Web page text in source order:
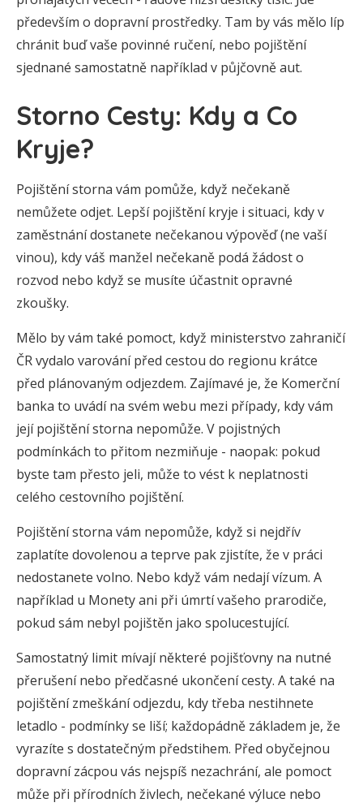
především o dopravní prostředky. Tam by vás mělo líp
chránit buď vaše povinné ručení, nebo pojištění
sjednané samostatně například v půjčovně aut.
Storno Cesty: Kdy a Co
Kryje?
Pojištění storna vám pomůže, když nečekaně
nemůžete odjet. Lepší pojištění kryje i situaci, kdy v
zaměstnání dostanete nečekanou výpověď (ne vaší
vinou), kdy váš manžel nečekaně podá žádost o
rozvod nebo když se musíte účastnit opravné
zkoušky.
Mělo by vám také pomoct, když ministerstvo zahraničí
ČR vydalo varování před cestou do regionu krátce
před plánovaným odjezdem. Zajímavé je, že Komerční
banka to uvádí na svém webu mezi případy, kdy vám
její pojištění storna nepomůže. V pojistných
podmínkách to přitom nezmiňuje - naopak: pokud
byste tam přesto jeli, může to vést k neplatnosti
celého cestovního pojištění.
Pojištění storna vám nepomůže, když si nejdřív
zaplatíte dovolenou a teprve pak zjistíte, že v práci
nedostanete volno. Nebo když vám nedají vízum. A
například u Monety ani při úmrtí vašeho prarodiče,
pokud sám nebyl pojištěn jako spolucestující.
Samostatný limit mívají některé pojišťovny na nutné
přerušení nebo předčasné ukončení cesty. A také na
pojištění zmeškání odjezdu, kdy třeba nestihnete
letadlo - podmínky se liší; každopádně základem je, že
vyrazíte s dostatečným předstihem. Před obyčejnou
dopravní zácpou vás nejspíš nezachrání, ale pomoct
může při přírodních živlech, nečekané výluce nebo